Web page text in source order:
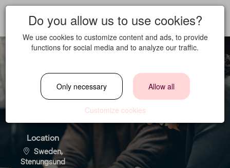
Reservation agent
Location
Sweden,
Stenungsund
Do you allow us to use cookies?
We use cookies to customize content and ads, to provide
functions for social media and to analyze our traffic.
Only necessary Allow all
Customize cookies